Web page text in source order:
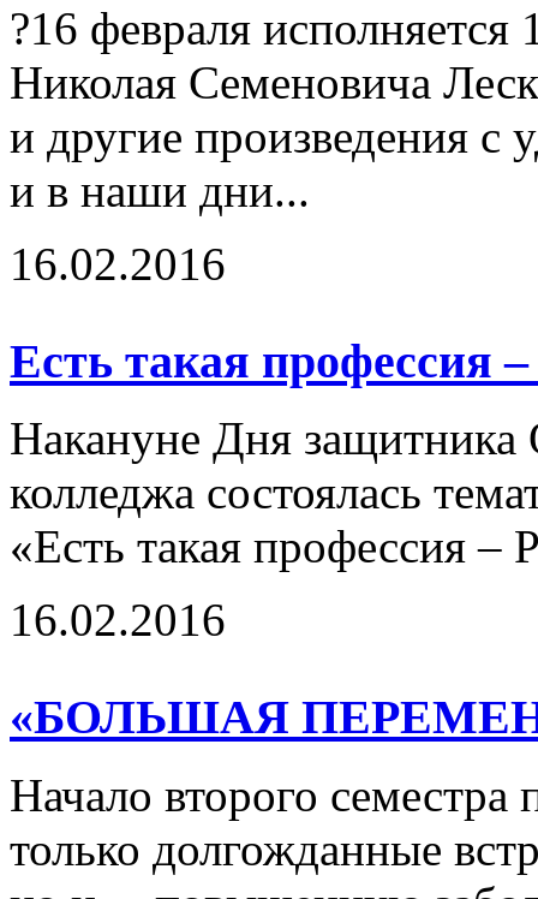
?16 февраля
Николая Семеновича
и другие произведения с
и в наши дни...
16.02.2016
Есть такая профессия
Накануне Дня защитника
колледжа состоялась
«Есть такая профессия
16.02.2016
«БОЛЬШАЯ
Начало второго
только долгожданные